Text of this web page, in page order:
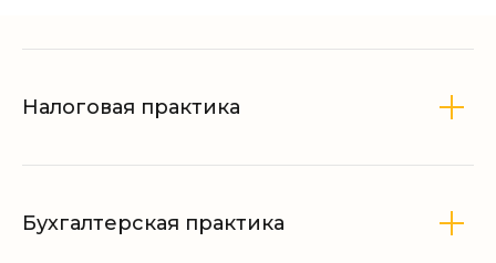
Налоговая практика
Бухгалтерская практика